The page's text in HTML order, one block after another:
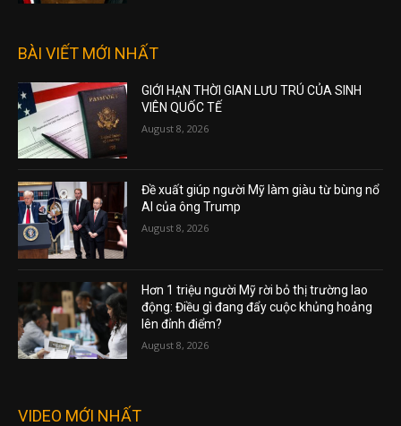
BÀI VIẾT MỚI NHẤT
GIỚI HẠN THỜI GIAN LƯU TRÚ CỦA SINH
VIÊN QUỐC TẾ
August 8, 2026
Đề xuất giúp người Mỹ làm giàu từ bùng nổ
AI của ông Trump
August 8, 2026
Hơn 1 triệu người Mỹ rời bỏ thị trường lao
động: Điều gì đang đẩy cuộc khủng hoảng
lên đỉnh điểm?
August 8, 2026
VIDEO MỚI NHẤT